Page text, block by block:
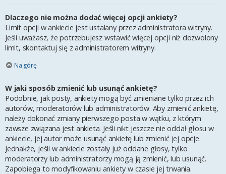
Dlaczego nie można dodać więcej opcji ankiety?
Limit opcji w ankiecie jest ustalany przez administratora witryny.
Jeśli uważasz, że potrzebujesz wstawić więcej opcji niż dozwolony
limit, skontaktuj się z administratorem witryny.
Na górę
W jaki sposób zmienić lub usunąć ankietę?
Podobnie, jak posty, ankiety mogą być zmieniane tylko przez ich
autorów, moderatorów lub administratorów. Aby zmienić ankietę,
należy dokonać zmiany pierwszego posta w wątku, z którym
zawsze związana jest ankieta. Jeśli nikt jeszcze nie oddał głosu w
ankiecie, jej autor może usunąć ankietę lub zmienić jej opcje.
Jednakże, jeśli w ankiecie zostały już oddane głosy, tylko
moderatorzy lub administratorzy mogą ją zmienić, lub usunąć.
Zapobiega to modyfikowaniu ankiety w czasie jej trwania.